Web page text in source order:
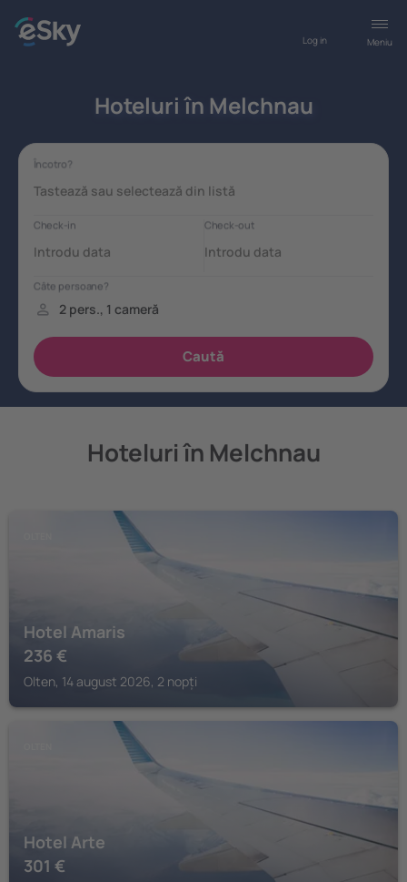
Meniu
Log in
Hoteluri în Melchnau
Hoteluri în Melchnau
Hotel Amaris
236 €
Olten, 14 august 2026, 2 nopți
Hotel Arte
301 €